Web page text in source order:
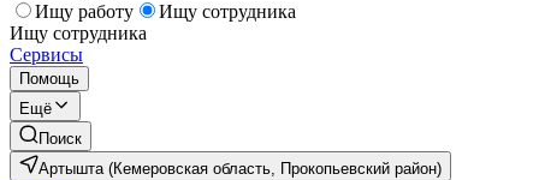
Ищу работу
Ищу сотрудника
Ищу сотрудника
Сервисы
Помощь
Ещё
Поиск
Артышта (Кемеровская область, Прокопьевский район)